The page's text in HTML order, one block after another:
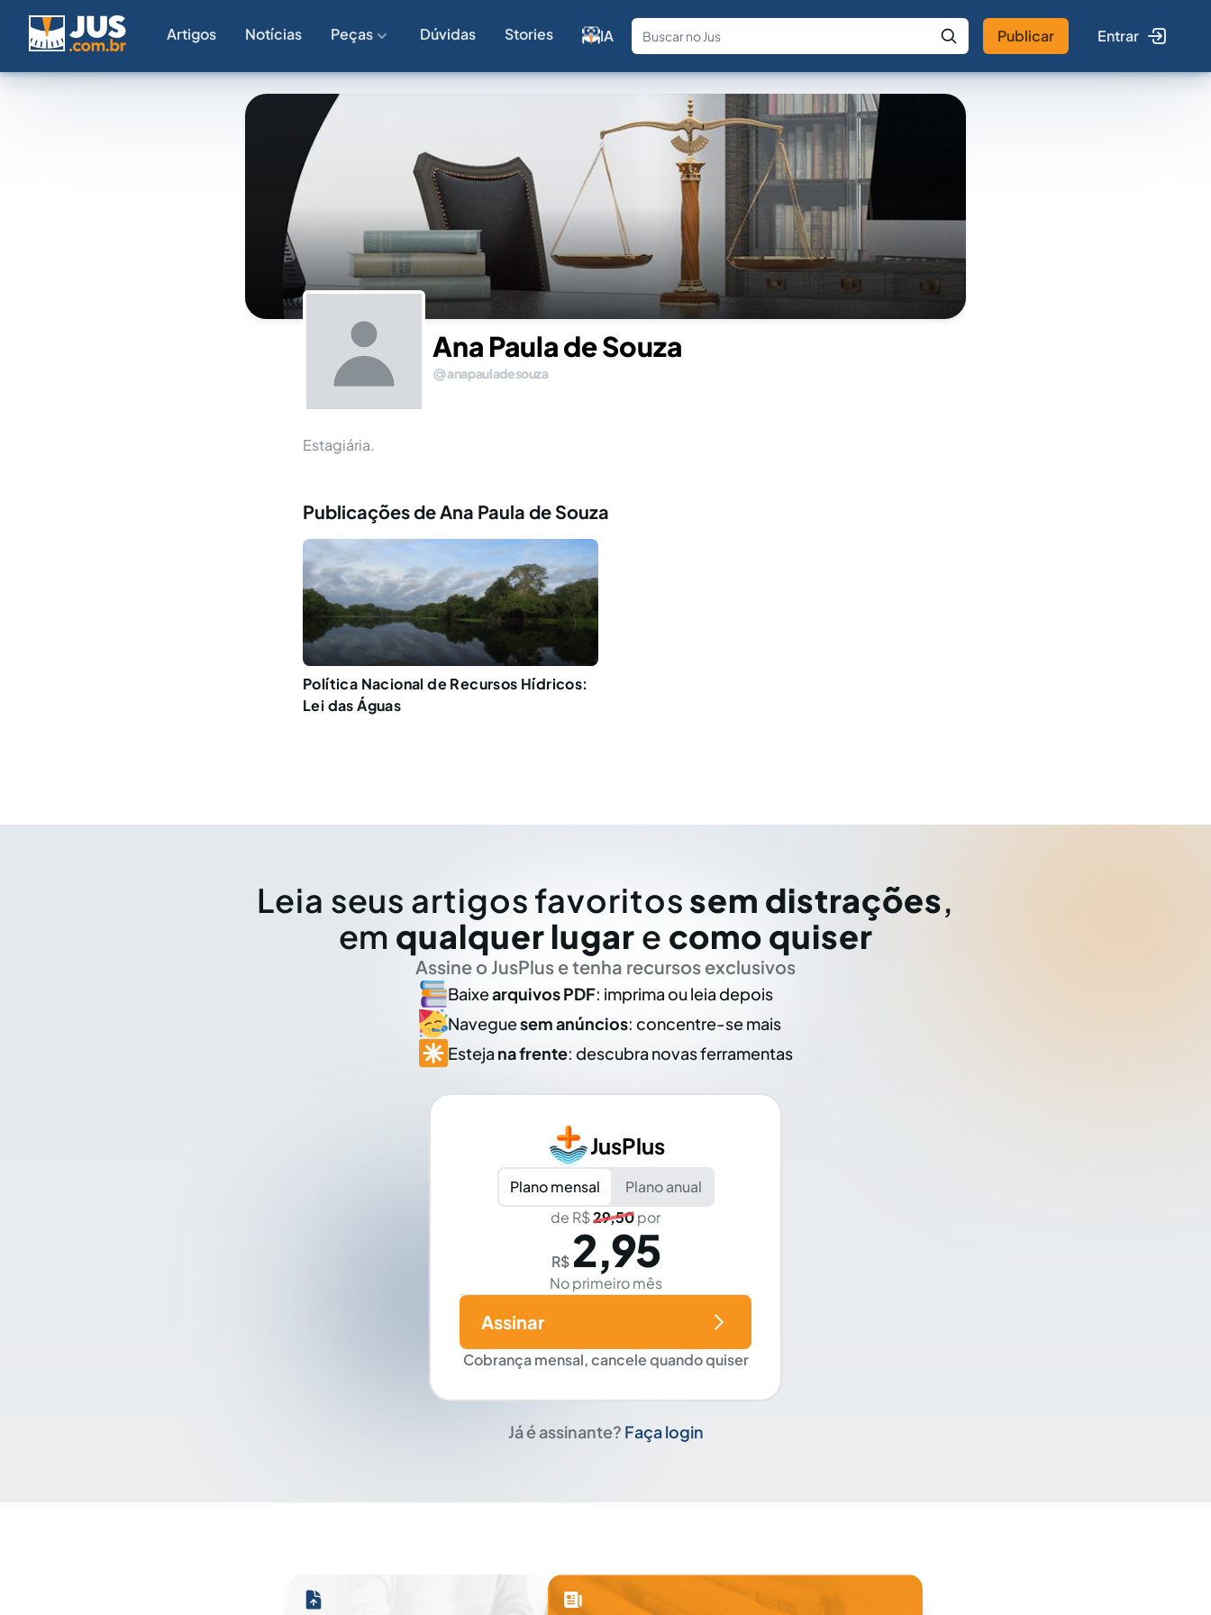
Artigos Notícias Peças Dúvidas Stories IA
Fale com a IA Buscar no Jus
Publicar Entrar
Ana Paula de Souza
anapauladesouza
Estagiária.
Publicações de Ana Paula de Souza
Política Nacional de Recursos Hídricos:
Lei das Águas
Leia seus artigos favoritos sem distrações,
em qualquer lugar e como quiser
Assine o JusPlus e tenha recursos exclusivos
Baixearquivos PDF: imprima ou leia depois
Naveguesem anúncios: concentre-se mais
Esteja na frente: descubra novas ferramentas
JusPlus
Plano mensal
Plano anual
de R$29,50por
R$ 2,95
No primeiro mês
Cobrança mensal, cancele quando quiser
Assinar
Já é assinante? Faça login